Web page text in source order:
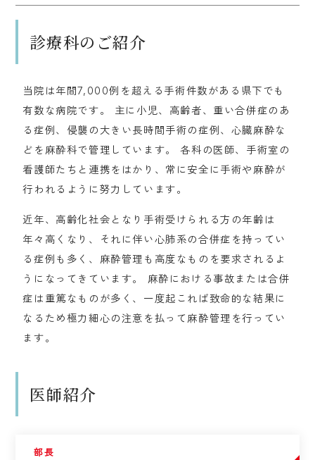
診療科のご紹介
当院は年間7,000例を超える手術件数がある県下でも
有数な病院です。 主に小児、高齢者、重い合併症のあ
る症例、侵襲の大きい長時間手術の症例、心臓麻酔な
どを麻酔科で管理しています。 各科の医師、手術室の
看護師たちと連携をはかり、常に安全に手術や麻酔が
行われるように努力しています。
近年、高齢化社会となり手術受けられる方の年齢は
年々高くなり、それに伴い心肺系の合併症を持ってい
る症例も多く、麻酔管理も高度なものを要求されるよ
うになってきています。 麻酔における事故または合併
症は重篤なものが多く、一度起これば致命的な結果に
なるため極力細心の注意を払って麻酔管理を行ってい
ます。
医師紹介
部長